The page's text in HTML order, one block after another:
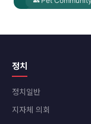
정치
정치일반
지자체 의회